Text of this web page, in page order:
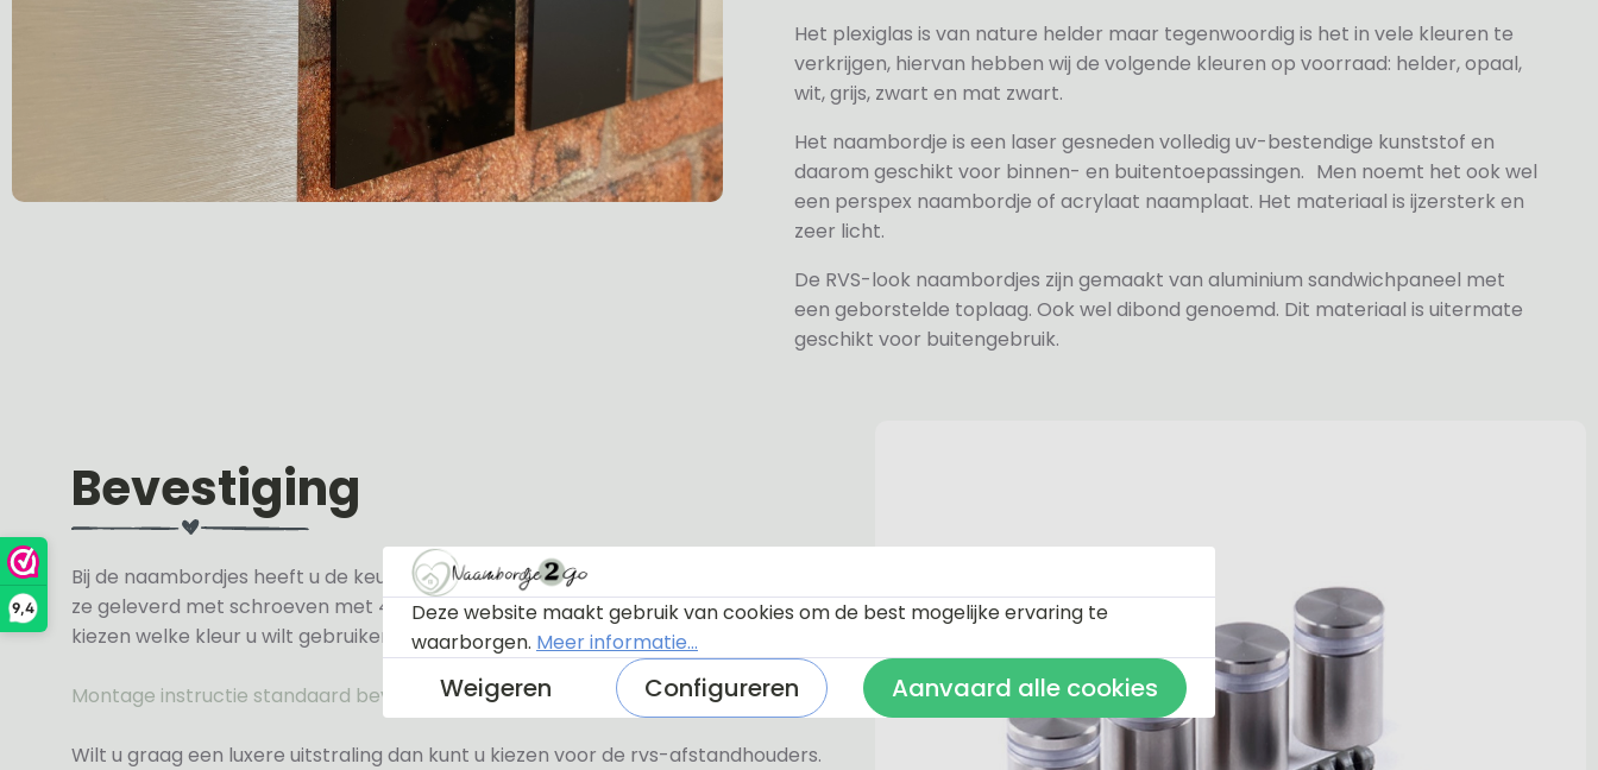
9,4
Het plexiglas is van nature helder maar tegenwoordig is het in vele kleuren te
verkrijgen, hiervan hebben wij de volgende kleuren op voorraad: helder, opaal,
wit, grijs, zwart en mat zwart.
Het naambordje is een laser gesneden volledig uv-bestendige kunststof en
daarom geschikt voor binnen- en buitentoepassingen. Men noemt het ook wel
een perspex naambordje of acrylaat naamplaat. Het materiaal is ijzersterk en
zeer licht.
De RVS-look naambordjes zijn gemaakt van aluminium sandwichpaneel met
een geborstelde toplaag. Ook wel dibond genoemd. Dit materiaal is uitermate
geschikt voor buitengebruik.
Bevestiging
Bij de naambordjes heeft u de keuze uit 3 soorten bevestiging. Standaard worden
ze geleverd met schroeven met 4 zwarte en 4 witte afdekdopjes zodat u zelf kunt
kiezen welke kleur u wilt gebruiken.
Montage instructie standaard bevestiging
Wilt u graag een luxere uitstraling dan kunt u kiezen voor de rvs-afstandhouders.
Deze website maakt gebruik van cookies om de best mogelijke ervaring te
waarborgen. Meer informatie...
Weigeren Configureren Aanvaard alle cookies